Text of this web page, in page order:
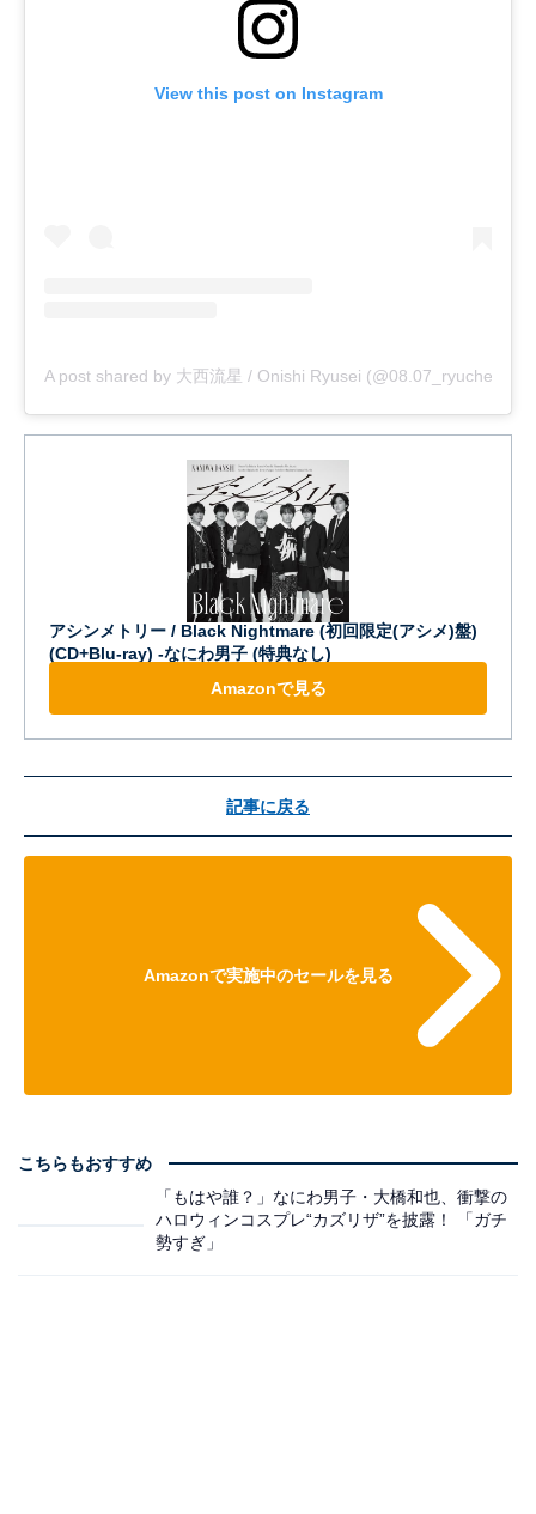
View this post on Instagram
A post shared by 大西流星 / Onishi Ryusei (@08.07_ryuche)
アシンメトリー / Black Nightmare (初回限定(アシメ)盤)
(CD+Blu-ray) -なにわ男子 (特典なし)
Amazonで見る
記事に戻る
Amazonで実施中のセールを見る
こちらもおすすめ
「もはや誰？」なにわ男子・大橋和也、衝撃の
ハロウィンコスプレ“カズリザ”を披露！ 「ガチ
勢すぎ」